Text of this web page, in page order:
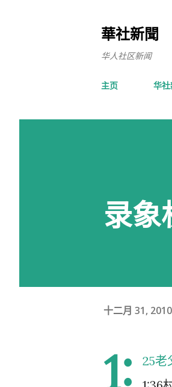
華社新聞
华人社区新闻
主页 华
录象
十二月 31, 2010
1:
25老